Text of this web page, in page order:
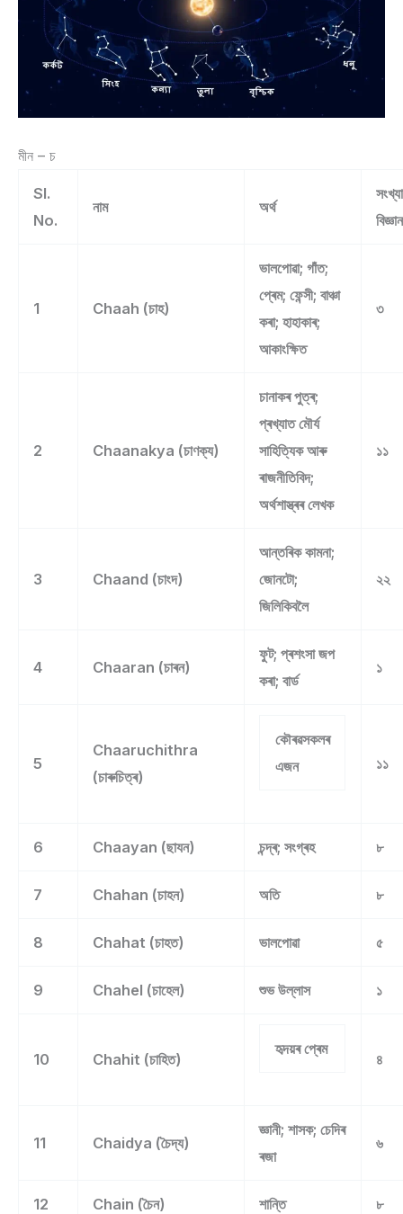
মীন – চ
Sl.
No.
নাম অৰ্থ
সংখ্যা
বিজ্ঞান
1 Chaah (চাহ)
ভালপোৱা; গাঁত;
প্ৰেম; ফেন্সী; বাঞ্চা
কৰা; হাহাকাৰ;
আকাংক্ষিত
৩
2 Chaanakya (চাণক্য)
চানাকৰ পুত্ৰ;
প্ৰখ্যাত মৌৰ্য
সাহিত্যিক আৰু
ৰাজনীতিবিদ;
অৰ্থশাস্ত্ৰৰ লেখক
১১
3 Chaand (চাংদ)
আন্তৰিক কামনা;
জোনটো;
জিলিকিবলৈ
২২
4 Chaaran (চাৰন)
ফুট; প্ৰশংসা জপ
কৰা; বাৰ্ড
১
5
Chaaruchithra
(চাৰুচিত্ৰ)
কৌৰৱসকলৰ
এজন
১১
6 Chaayan (ছাযন) চন্দ্ৰ; সংগ্ৰহ ৮
7 Chahan (চাহন) অতি ৮
8 Chahat (চাহত) ভালপোৱা ৫
9 Chahel (চাহেল) শুভ উল্লাস ১
10 Chahit (চাহিত)
হৃদয়ৰ প্ৰেম
৪
11 Chaidya (চৈদ্য)
জ্ঞানী; শাসক; চেদিৰ
ৰজা
৬
12 Chain (চৈন) শান্তি ৮